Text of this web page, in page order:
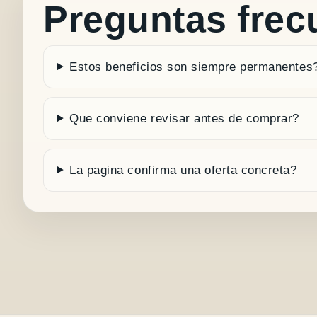
Preguntas
Estos beneficios son siempre
Que conviene revisar antes de comprar?
La pagina confirma una oferta concreta?